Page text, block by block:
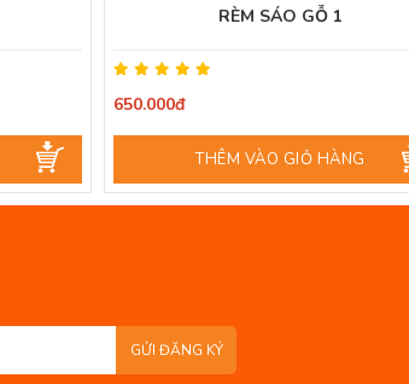
RÈM SÁO GỖ 1
650.000đ
THÊM VÀO GIỎ HÀNG
GỬI ĐĂNG KÝ